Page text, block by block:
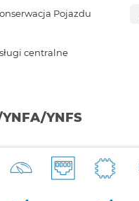
Pojazdu
centralne
YNFA/YNFS